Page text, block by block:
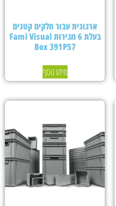
ארגונית עבור חלקים קטנים
בעלת 6 מגירות Fami Visual
Box 391P57
מידע נוסף